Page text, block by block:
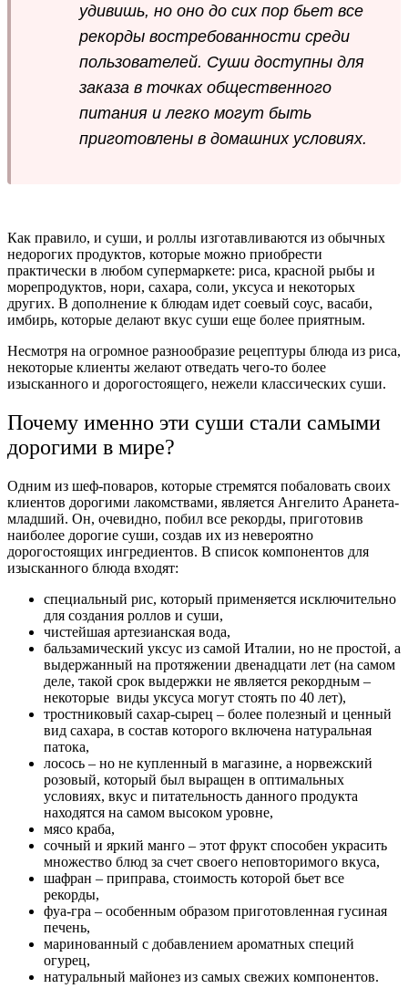
удивишь, но оно до сих пор бьет все
рекорды востребованности среди
пользователей. Суши доступны для
заказа в точках общественного
питания и легко могут быть
приготовлены в домашних условиях.
Как правило, и суши, и роллы изготавливаются из обычных
недорогих продуктов, которые можно приобрести
практически в любом супермаркете: риса, красной рыбы и
морепродуктов, нори, сахара, соли, уксуса и некоторых
других. В дополнение к блюдам идет соевый соус, васаби,
имбирь, которые делают вкус суши еще более приятным.
Несмотря на огромное разнообразие рецептуры блюда из риса,
некоторые клиенты желают отведать чего-то более
изысканного и дорогостоящего, нежели классических суши.
Почему именно эти суши стали самыми
дорогими в мире?
Одним из шеф-поваров, которые стремятся побаловать своих
клиентов дорогими лакомствами, является Ангелито Аранета-
младший. Он, очевидно, побил все рекорды, приготовив
наиболее дорогие суши, создав их из невероятно
дорогостоящих ингредиентов. В список компонентов для
изысканного блюда входят:
специальный рис, который применяется исключительно
для создания роллов и суши,
чистейшая артезианская вода,
бальзамический уксус из самой Италии, но не простой, а
выдержанный на протяжении двенадцати лет (на самом
деле, такой срок выдержки не является рекордным –
некоторые виды уксуса могут стоять по 40 лет),
тростниковый сахар-сырец – более полезный и ценный
вид сахара, в состав которого включена натуральная
патока,
лосось – но не купленный в магазине, а норвежский
розовый, который был выращен в оптимальных
условиях, вкус и питательность данного продукта
находятся на самом высоком уровне,
мясо краба,
сочный и яркий манго – этот фрукт способен украсить
множество блюд за счет своего неповторимого вкуса,
шафран – приправа, стоимость которой бьет все
рекорды,
фуа-гра – особенным образом приготовленная гусиная
печень,
маринованный с добавлением ароматных специй
огурец,
натуральный майонез из самых свежих компонентов.